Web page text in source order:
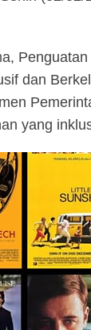
dan
yang